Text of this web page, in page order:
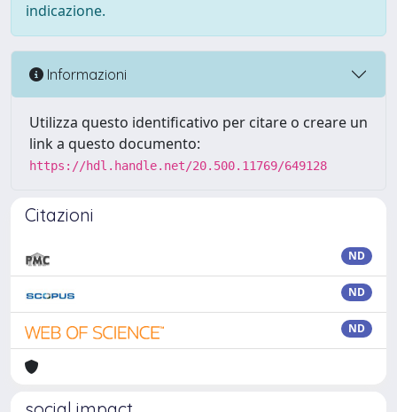
indicazione.
Informazioni
Utilizza questo identificativo per citare o creare un
link a questo documento:
https://hdl.handle.net/20.500.11769/649128
Citazioni
ND
ND
ND